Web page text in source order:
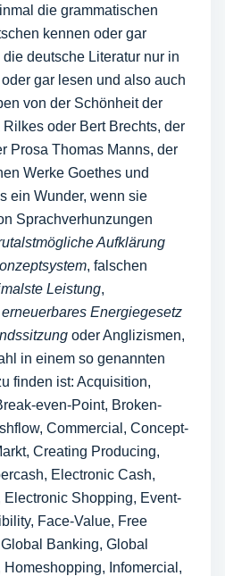
die grammatischen
kennen oder gar
deutsche Literatur nur in
gar lesen und also auch
von der Schönheit der
oder Bert Brechts, der
Prosa Thomas Manns, der
Werke Goethes und
ein Wunder, wenn sie
Sprachverhunzungen
Aufklärung
, falschen
Leistung,
erneuerbares Energiegesetz
oder Anglizismen,
in einem so genannten
finden ist: Acquisition,
even-Point, Broken-
Commercial, Concept-
Creating Producing,
Electronic Cash,
Electronic Shopping, Event-
Face-Value, Free
Banking, Global
Infomercial,